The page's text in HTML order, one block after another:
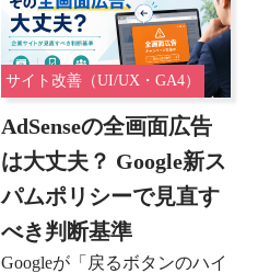
サイト改善（UI/UX・GA4）
AdSenseの全画面広告
は大丈夫？ Google新ス
パムポリシーで見直す
べき判断基準
Googleが「戻るボタンのハイ